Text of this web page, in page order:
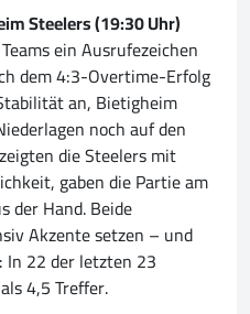
Steelers (19:30 Uhr)
ein Ausrufezeichen
dem 4:3-Overtime-Erfolg
an, Bietigheim
noch auf den
die Steelers mit
gaben die Partie am
der Hand. Beide
Akzente setzen – und
22 der letzten 23
4,5 Treffer.